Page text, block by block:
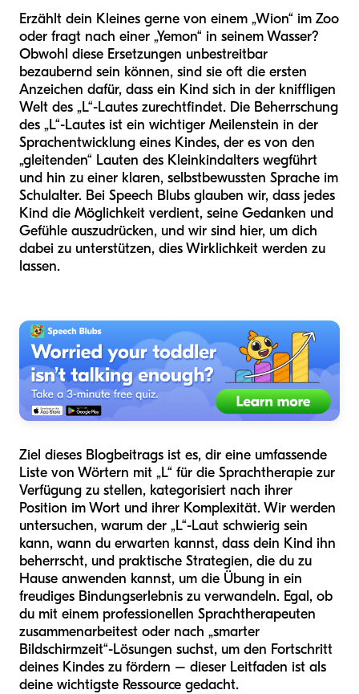
Erzählt dein Kleines gerne von einem „Wion“ im Zoo
oder fragt nach einer „Yemon“ in seinem Wasser?
Obwohl diese Ersetzungen unbestreitbar
bezaubernd sein können, sind sie oft die ersten
Anzeichen dafür, dass ein Kind sich in der kniffligen
Welt des „L“-Lautes zurechtfindet. Die Beherrschung
des „L“-Lautes ist ein wichtiger Meilenstein in der
Sprachentwicklung eines Kindes, der es von den
„gleitenden“ Lauten des Kleinkindalters wegführt
und hin zu einer klaren, selbstbewussten Sprache im
Schulalter. Bei Speech Blubs glauben wir, dass jedes
Kind die Möglichkeit verdient, seine Gedanken und
Gefühle auszudrücken, und wir sind hier, um dich
dabei zu unterstützen, dies Wirklichkeit werden zu
lassen.
Ziel dieses Blogbeitrags ist es, dir eine umfassende
Liste von Wörtern mit „L“ für die Sprachtherapie zur
Verfügung zu stellen, kategorisiert nach ihrer
Position im Wort und ihrer Komplexität. Wir werden
untersuchen, warum der „L“-Laut schwierig sein
kann, wann du erwarten kannst, dass dein Kind ihn
beherrscht, und praktische Strategien, die du zu
Hause anwenden kannst, um die Übung in ein
freudiges Bindungserlebnis zu verwandeln. Egal, ob
du mit einem professionellen Sprachtherapeuten
zusammenarbeitest oder nach „smarter
Bildschirmzeit“-Lösungen suchst, um den Fortschritt
deines Kindes zu fördern – dieser Leitfaden ist als
deine wichtigste Ressource gedacht.